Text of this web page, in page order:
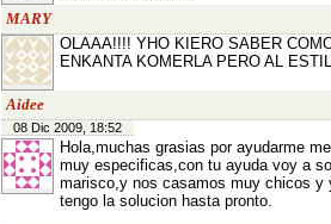
MARY
OLAAA!!!! YHO KIERO SABER
ENKANTA KOMERLA PERO AL
Aidee
08 Dic 2009, 18:52
Hola,muchas grasias por ayudarme
muy especificas,con tu ayuda voy a
marisco,y nos casamos muy chicos y
tengo la solucion hasta pronto.